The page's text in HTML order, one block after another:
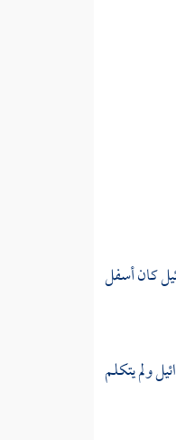
كان أسفل
ولم يتكلم